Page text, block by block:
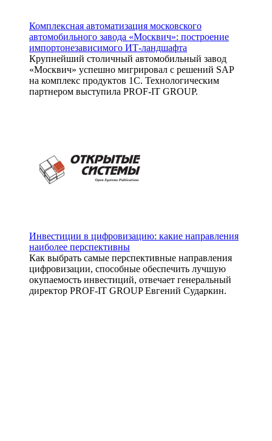
Комплексная автоматизация московского
автомобильного завода «Москвич»: построение
импортонезависимого ИТ-ландшафта
Крупнейший столичный автомобильный завод
«Москвич» успешно мигрировал с решений SAP
на комплекс продуктов 1С. Технологическим
партнером выступила PROF-IT GROUP.
Инвестиции в цифровизацию: какие направления
наиболее перспективны
Как выбрать самые перспективные направления
цифровизации, способные обеспечить лучшую
окупаемость инвестиций, отвечает генеральный
директор PROF-IT GROUP Евгений Сударкин.